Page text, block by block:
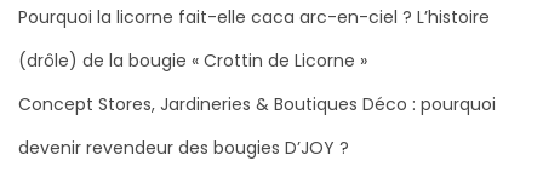
2
6
Pourquoi la licorne fait-elle caca arc-en-ciel ? L’histoire
(drôle) de la bougie « Crottin de Licorne »
Concept Stores, Jardineries & Boutiques Déco : pourquoi
devenir revendeur des bougies D’JOY ?